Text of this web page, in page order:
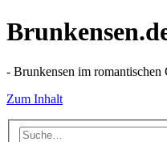
- Brunkensen im romantischen
Zum Inhalt